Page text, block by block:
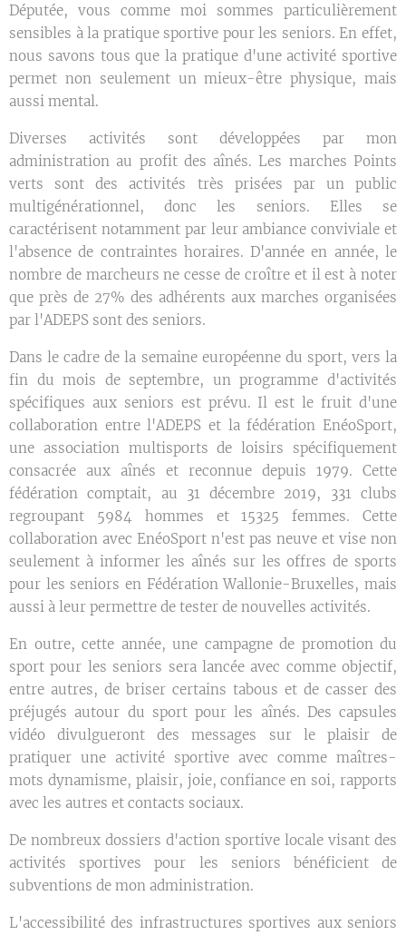
Députée, vous comme moi sommes particulièrement
sensibles à la pratique sportive pour les seniors. En effet,
nous savons tous que la pratique d'une activité sportive
permet non seulement un mieux-être physique, mais
aussi mental.
Diverses activités sont développées par mon
administration au profit des aînés. Les marches Points
verts sont des activités très prisées par un public
multigénérationnel, donc les seniors. Elles se
caractérisent notamment par leur ambiance conviviale et
l'absence de contraintes horaires. D'année en année, le
nombre de marcheurs ne cesse de croître et il est à noter
que près de 27% des adhérents aux marches organisées
par l'ADEPS sont des seniors.
Dans le cadre de la semaine européenne du sport, vers la
fin du mois de septembre, un programme d'activités
spécifiques aux seniors est prévu. Il est le fruit d'une
collaboration entre l'ADEPS et la fédération EnéoSport,
une association multisports de loisirs spécifiquement
consacrée aux aînés et reconnue depuis 1979. Cette
fédération comptait, au 31 décembre 2019, 331 clubs
regroupant 5984 hommes et 15325 femmes. Cette
collaboration avec EnéoSport n'est pas neuve et vise non
seulement à informer les aînés sur les offres de sports
pour les seniors en Fédération Wallonie-Bruxelles, mais
aussi à leur permettre de tester de nouvelles activités.
En outre, cette année, une campagne de promotion du
sport pour les seniors sera lancée avec comme objectif,
entre autres, de briser certains tabous et de casser des
préjugés autour du sport pour les aînés. Des capsules
vidéo divulgueront des messages sur le plaisir de
pratiquer une activité sportive avec comme maîtres-
mots dynamisme, plaisir, joie, confiance en soi, rapports
avec les autres et contacts sociaux.
De nombreux dossiers d'action sportive locale visant des
activités sportives pour les seniors bénéficient de
subventions de mon administration.
L'accessibilité des infrastructures sportives aux seniors